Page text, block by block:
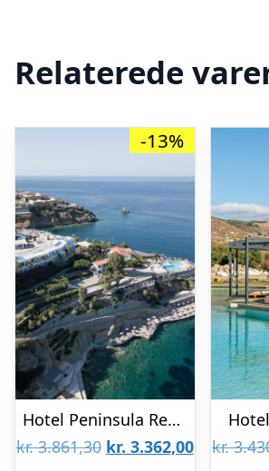
Relaterede
-13%
Hotel Peninsula Resort & Spa
kr.3.861,30 Den
kr. 3.362,00Den
kr.